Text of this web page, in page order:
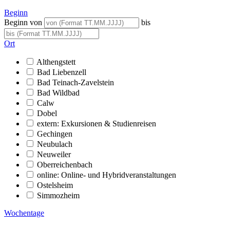
Beginn
Beginn von
bis
Ort
Althengstett
Bad Liebenzell
Bad Teinach-Zavelstein
Bad Wildbad
Calw
Dobel
extern: Exkursionen & Studienreisen
Gechingen
Neubulach
Neuweiler
Oberreichenbach
online: Online- und Hybridveranstaltungen
Ostelsheim
Simmozheim
Wochentage